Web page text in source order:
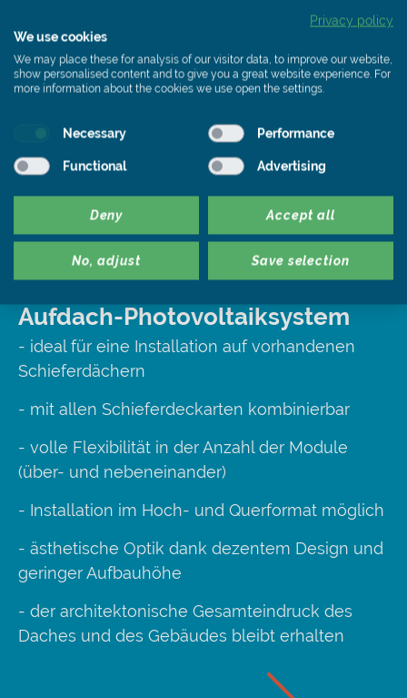
Aufdach-Photovoltaiksystem
- ideal für eine Installation auf vorhandenen
Schieferdächern
- mit allen Schieferdeckarten kombinierbar
- volle Flexibilität in der Anzahl der Module
(über- und nebeneinander)
- Installation im Hoch- und Querformat möglich
- ästhetische Optik dank dezentem Design und
geringer Aufbauhöhe
- der architektonische Gesamteindruck des
Daches und des Gebäudes bleibt erhalten
Privacy policy
We use cookies
We may place these for analysis of our visitor data, to improve our website,
show personalised content and to give you a great website experience. For
more information about the cookies we use open the settings.
Necessary Performance
Functional Advertising
Deny Accept all
No, adjust Save selection